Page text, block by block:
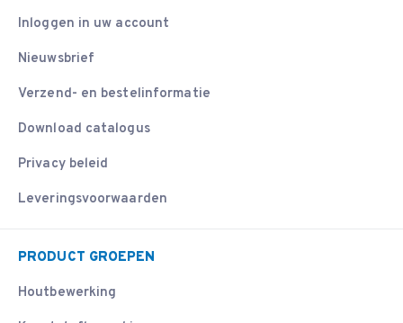
Inloggen in uw account
Nieuwsbrief
Verzend- en bestelinformatie
Download catalogus
Privacy beleid
Leveringsvoorwaarden
PRODUCT GROEPEN
Houtbewerking